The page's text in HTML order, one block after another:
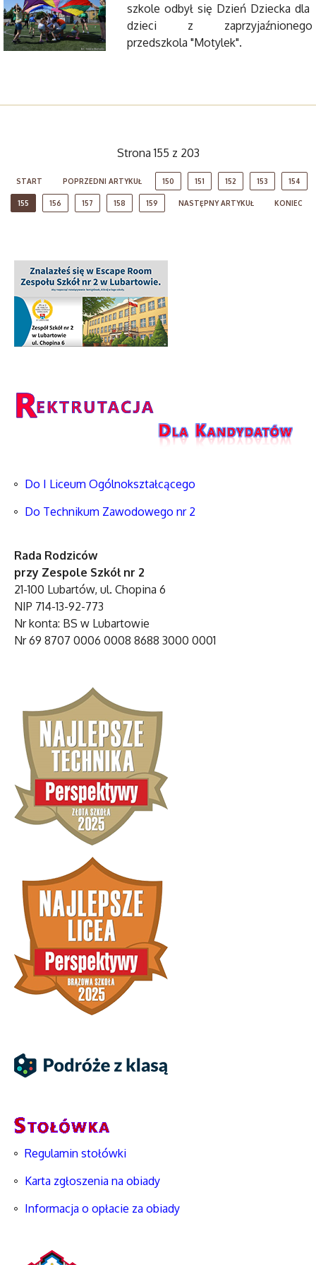
szkole odbył się Dzień Dziecka dla
dzieci z zaprzyjaźnionego
przedszkola "Motylek".
Strona 155 z 203
START POPRZEDNI ARTYKUŁ 150 151 152 153 154
155 156 157 158 159 NASTĘPNY ARTYKUŁ KONIEC
Do I Liceum Ogólnokształcącego
Do Technikum Zawodowego nr 2
Rada Rodziców
przy Zespole Szkół nr 2
21-100 Lubartów, ul. Chopina 6
NIP 714-13-92-773
Nr konta: BS w Lubartowie
Nr 69 8707 0006 0008 8688 3000 0001
Regulamin stołówki
Karta zgłoszenia na obiady
Informacja o opłacie za obiady